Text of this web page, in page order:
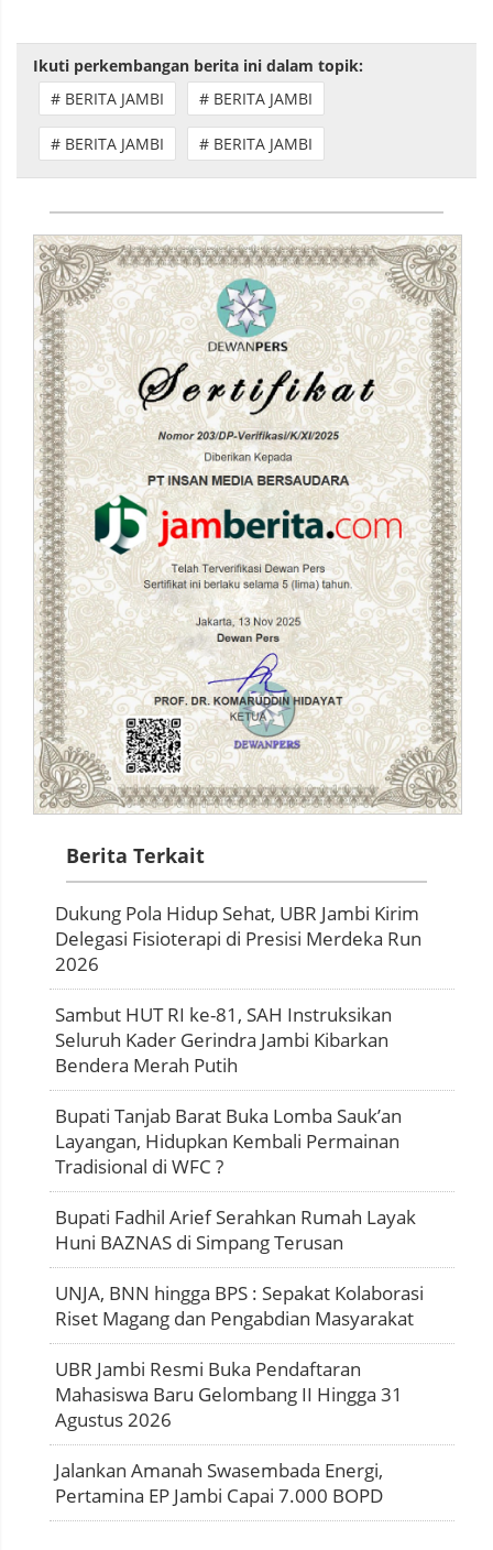
Ikuti perkembangan berita ini dalam topik:
# BERITA JAMBI
# BERITA JAMBI
# BERITA JAMBI # BERITA JAMBI
Berita Terkait
Dukung Pola Hidup Sehat, UBR Jambi Kirim
Delegasi Fisioterapi di Presisi Merdeka Run
2026
Sambut HUT RI ke-81, SAH Instruksikan
Seluruh Kader Gerindra Jambi Kibarkan
Bendera Merah Putih
Bupati Tanjab Barat Buka Lomba Sauk’an
Layangan, Hidupkan Kembali Permainan
Tradisional di WFC ?
Bupati Fadhil Arief Serahkan Rumah Layak
Huni BAZNAS di Simpang Terusan
UNJA, BNN hingga BPS : Sepakat Kolaborasi
Riset Magang dan Pengabdian Masyarakat
UBR Jambi Resmi Buka Pendaftaran
Mahasiswa Baru Gelombang II Hingga 31
Agustus 2026
Jalankan Amanah Swasembada Energi,
Pertamina EP Jambi Capai 7.000 BOPD